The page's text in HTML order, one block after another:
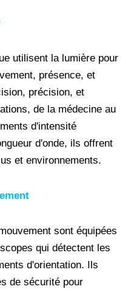
utilisent la lumière pour
présence, et
précision, et
de la médecine au
d'intensité
d'onde, ils offrent
et environnements.
sont équipées
qui détectent les
d'orientation. Ils
de sécurité pour